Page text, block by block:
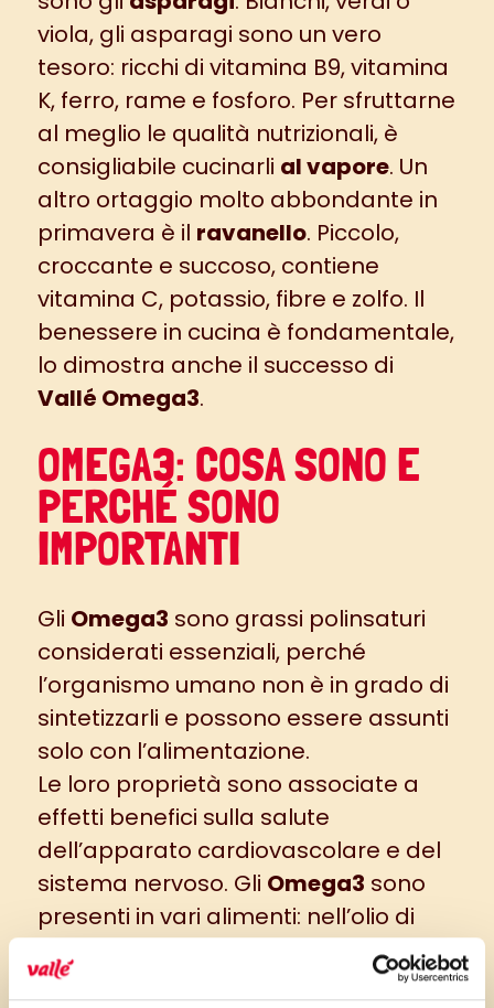
viola, gli asparagi sono un vero
tesoro: ricchi di vitamina B9, vitamina
K, ferro, rame e fosforo. Per sfruttarne
al meglio le qualità nutrizionali, è
consigliabile cucinarli al vapore. Un
altro ortaggio molto abbondante in
primavera è il ravanello. Piccolo,
croccante e succoso, contiene
vitamina C, potassio, fibre e zolfo. Il
benessere in cucina è fondamentale,
lo dimostra anche il successo di
Vallé Omega3.
OMEGA3: COSA SONO E
PERCHÉ SONO
IMPORTANTI
Gli Omega3 sono grassi polinsaturi
considerati essenziali, perché
l’organismo umano non è in grado di
sintetizzarli e possono essere assunti
solo con l’alimentazione.
Le loro proprietà sono associate a
effetti benefici sulla salute
dell’apparato cardiovascolare e del
sistema nervoso. Gli Omega3 sono
presenti in vari alimenti: nell’olio di
pesce, nei crostacei, nelle noci, nelle
mandorle, in vari tipi di semi